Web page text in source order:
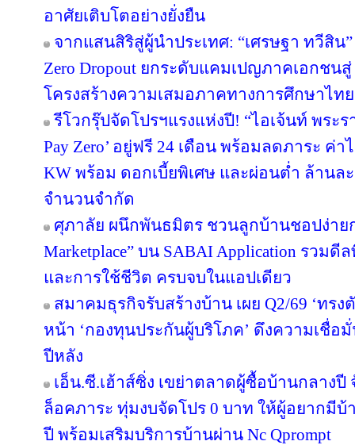
อาศัยเติบโตอย่างยั่งยืน
จากแสนสิริสู่ผู้นำประเทศ: “เศรษฐา ทวีสิน
Zero Dropout ยกระดับแคมเปญภาคเอกชน
โครงสร้างความเสมอภาคทางการศึกษาไทย
รีโวกรุ๊ปจัดโปรฯแรงแห่งปี! “ไอเจ้นท์ พระร
Pay Zero’ อยู่ฟรี 24 เดือน พร้อมลดภาระ ค่
KW พร้อม ดอกเบี้ยพิเศษ และผ่อนต่ำ ล้านล
จำนวนจำกัด
ศุภาลัย ผนึกพันธมิตร ชวนลูกบ้านชอปง่ายก
Marketplace” บน SABAI Application รวม
และการใช้ชีวิต ครบจบในแอปเดียว
สมาคมธุรกิจรับสร้างบ้าน เผย Q2/69 ‘ทร
หน้า ‘กองทุนประกันผู้บริโภค’ ดึงความเชื่
ปีหลัง
เอ็น.ซี.เฮ้าส์ซิ่ง เขย่าตลาดผู้ซื้อบ้านกลาง
ล็อคภาระ ทุ่มงบจัดโปร 0 บาท ให้ผู้อยากมีบ้
ปี พร้อมเสริมบริการบ้านผ่าน Nc Qprompt